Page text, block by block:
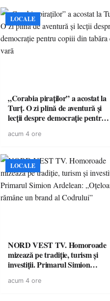
LOCALE
„Corabia piraților” a acostat la
Turț. O zi plină de aventură și
lecții despre democrație pentru
acum 4 ore
LOCALE
NORD VEST TV. Homoroade
mizează pe tradiție, turism și
investiții. Primarul Simion
brand al Codrului”
acum 4 ore